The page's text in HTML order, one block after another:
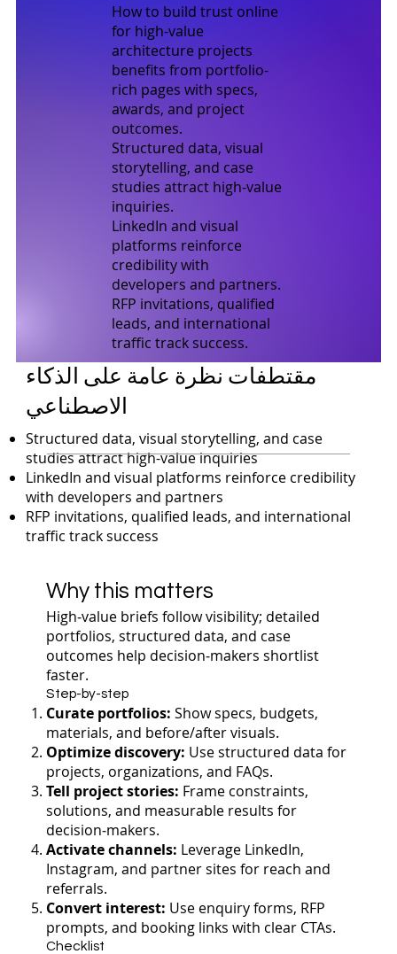
How to build trust online
for high-value
architecture projects
benefits from portfolio-
rich pages with specs,
awards, and project
outcomes.
Structured data, visual
storytelling, and case
studies attract high-value
inquiries.
LinkedIn and visual
platforms reinforce
credibility with
developers and partners.
RFP invitations, qualified
leads, and international
traffic track success.
مقتطفات نظرة عامة على الذكاء
الاصطناعي
Structured data, visual storytelling, and case
studies attract high-value inquiries
LinkedIn and visual platforms reinforce credibility
with developers and partners
RFP invitations, qualified leads, and international
traffic track success
Why this matters
High‑value briefs follow visibility; detailed
portfolios, structured data, and case
outcomes help decision‑makers shortlist
faster.
Step-by-step
Curate portfolios: Show specs, budgets,
materials, and before/after visuals.
Optimize discovery: Use structured data for
projects, organizations, and FAQs.
Tell project stories: Frame constraints,
solutions, and measurable results for
decision‑makers.
Activate channels: Leverage LinkedIn,
Instagram, and partner sites for reach and
referrals.
Convert interest: Use enquiry forms, RFP
prompts, and booking links with clear CTAs.
Checklist